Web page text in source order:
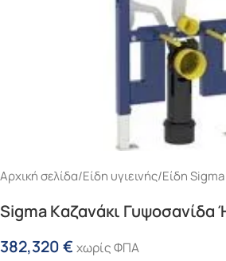
Αρχική σελίδα/Είδη υγιεινής/Είδη Sigma
Sigma Kαζανάκι Γυψοσανίδα
382,320€ χωρίς ΦΠΑ